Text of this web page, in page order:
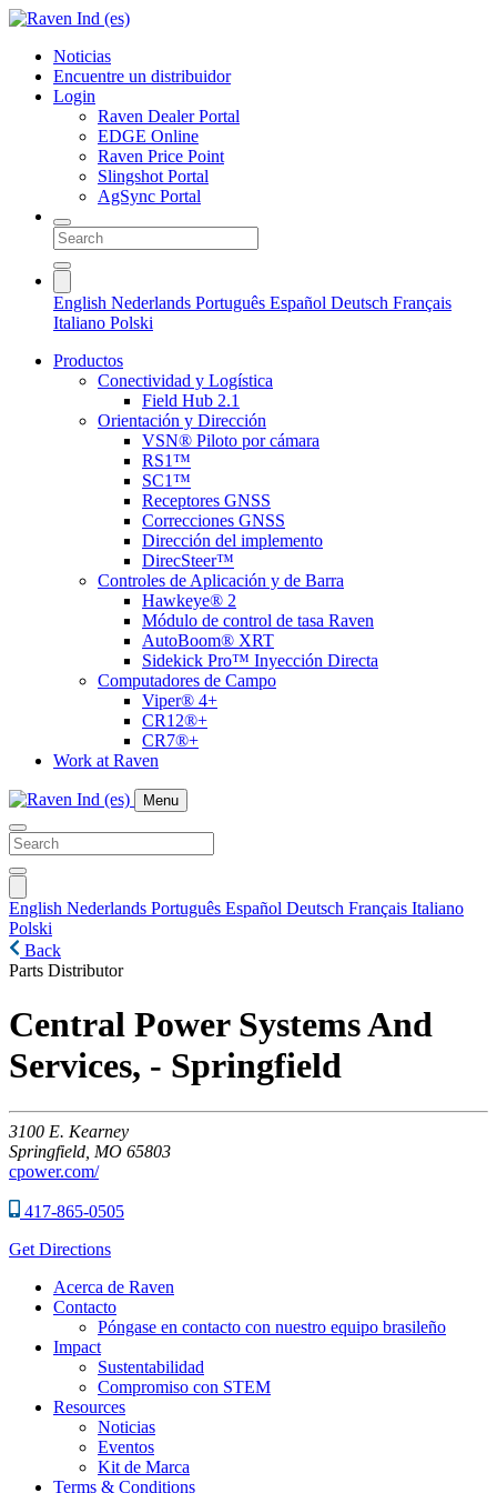
Noticias
Encuentre un distribuidor
Login
Raven Dealer Portal
EDGE Online
Raven Price Point
Slingshot Portal
AgSync Portal
English Nederlands Português Español Deutsch Français
Italiano Polski
Productos
Conectividad y Logística
Field Hub 2.1
Orientación y Dirección
VSN® Piloto por cámara
RS1™
SC1™
Receptores GNSS
Correcciones GNSS
Dirección del implemento
DirecSteer™
Controles de Aplicación y de Barra
Hawkeye® 2
Módulo de control de tasa Raven
AutoBoom® XRT
Sidekick Pro™ Inyección Directa
Computadores de Campo
Viper® 4+
CR12®+
CR7®+
Work at Raven
Menu
English Nederlands Português Español Deutsch Français Italiano
Polski
Back
Parts Distributor
Central Power Systems And
Services, - Springfield
3100 E. Kearney
Springfield, MO 65803
cpower.com/
417-865-0505
Get Directions
Acerca de Raven
Contacto
Póngase en contacto con nuestro equipo brasileño
Impact
Sustentabilidad
Compromiso con STEM
Resources
Noticias
Eventos
Kit de Marca
Terms & Conditions